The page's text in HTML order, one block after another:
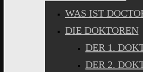
WAS IST
DIE DOKTOREN
DER 1.
DER 2.